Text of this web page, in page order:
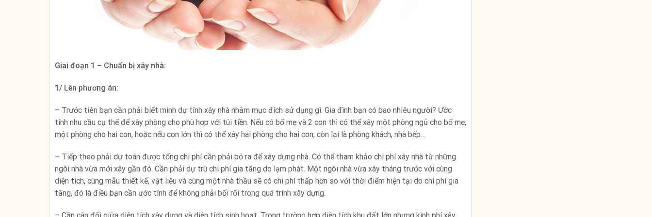
Giai đoạn 1 – Chuẩn bị xây nhà:
1/ Lên phương án:
– Trước tiên bạn cần phải biết mình dự tính xây nhà nhằm mục đích sử dụng gì. Gia đình bạn có bao nhiêu người? Ước
tính nhu cầu cụ thể để xây phòng cho phù hợp với túi tiền. Nếu có bố mẹ và 2 con thì có thể xây một phòng ngủ cho bố mẹ,
một phòng cho hai con, hoặc nếu con lớn thì có thể xây hai phòng cho hai con, còn lại là phòng khách, nhà bếp…
– Tiếp theo phải dự toán được tổng chi phí cần phải bỏ ra để xây dựng nhà. Có thể tham khảo chi phí xây nhà từ những
ngôi nhà vừa mới xây gần đó. Cần phải dự trù chi phí gia tăng do lạm phát. Một ngôi nhà vừa xây tháng trước với cùng
diện tích, cùng mẫu thiết kế, vật liệu và cùng một nhà thầu sẽ có chi phí thấp hơn so với thời điểm hiện tại do chí phí gia
tăng, đó là điều bạn cần ước tính để không phải bối rối trong quá trình xây dựng.
– Cần cân đối giữa diện tích xây dựng và diện tích sinh hoạt. Trong trường hợp diện tích khu đất lớn nhưng kinh phí xây